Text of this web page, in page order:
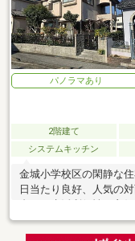
パノラマあり
2階建て
システムキッチン
金城小学校区の閑静な
日当たり良好、人気の